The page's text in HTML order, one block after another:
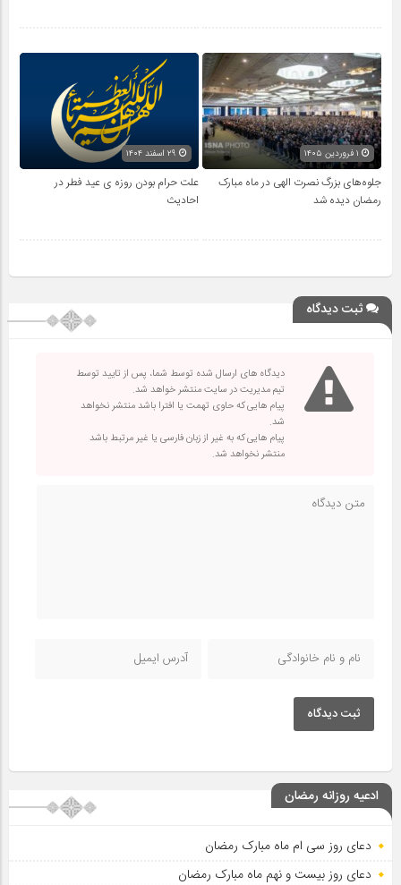
جلوه‌های بزرگ نصرت الهی در ماه مبارک
رمضان دیده شد
علت حرام بودن روزه ی عید فطر در
احادیث
ثبت دیدگاه
دیدگاه های ارسال شده توسط شما، پس از تایید توسط
تیم مدیریت در سایت منتشر خواهد شد.
پیام هایی که حاوی تهمت یا افترا باشد منتشر نخواهد
شد.
پیام هایی که به غیر از زبان فارسی یا غیر مرتبط باشد
منتشر نخواهد شد.
ثبت دیدگاه
ادعیه روزانه رمضان
دعای روز سی ام ماه مبارک رمضان
دعای روز بیست و نهم ماه مبارک رمضان